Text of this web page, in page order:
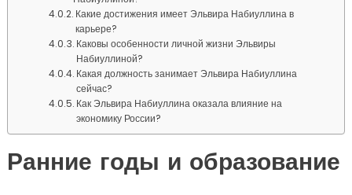
Какие достижения имеет Эльвира Набиуллина в
карьере?
Каковы особенности личной жизни Эльвиры
Набиуллиной?
Какая должность занимает Эльвира Набиуллина
сейчас?
Как Эльвира Набиуллина оказала влияние на
экономику России?
Ранние годы и образование